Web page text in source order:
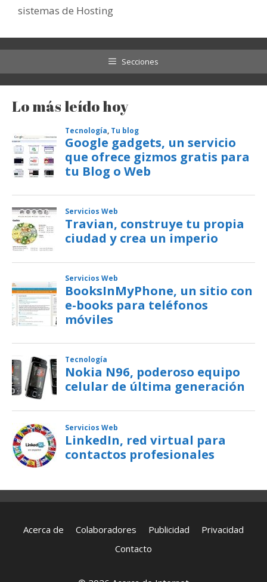
sistemas de Hosting
Secciones
Lo más leído hoy
Acerca de Colaboradores Publicidad
Privacidad
Contacto